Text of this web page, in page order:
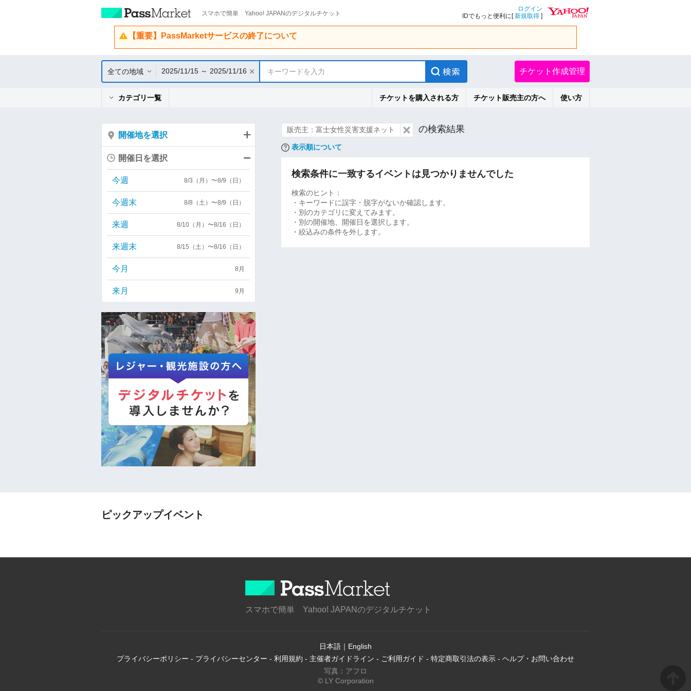
スマホで簡単 Yahoo! JAPANのデジタルチケット
ログイン
IDでもっと便利に[新規取得 ]
【重要】PassMarketサービスの終了について
全ての地域 2025/11/15 ～ 2025/11/16 キーワードを入力 チケット作成管理
カテゴリ一覧 チケットを購入される方 チケット販売主の方へ 使い方
販売主：富士女性災害支援ネット の検索結果
表示順について
検索条件に一致するイベントは見つかりませんでした
検索のヒント：
・キーワードに誤字・脱字がないか確認します。
・別のカテゴリに変えてみます。
・別の開催地、開催日を選択します。
・絞込みの条件を外します。
開催地を選択
開催日を選択
今週 8/3（月）〜8/9（日）
今週末 8/8（土）〜8/9（日）
来週 8/10（月）〜8/16（日）
来週末 8/15（土）〜8/16（日）
今月 8月
来月 9月
ピックアップイベント
スマホで簡単 Yahoo! JAPANのデジタルチケット
日本語 ｜ English
プライバシーポリシー - プライバシーセンター - 利用規約 - 主催者ガイドライン - ご利用ガイド - 特定商取引法の表示 - ヘルプ・お問い合わせ
写真：アフロ
© LY Corporation